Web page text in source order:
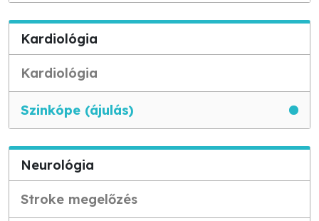
Kardiológia
Kardiológia
Szinkópe (ájulás)
Neurológia
Stroke megelőzés